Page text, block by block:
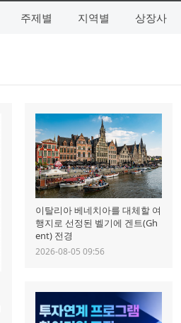
주제별 지역별 상장사
이탈리아 베네치아를 대체할 여
행지로 선정된 벨기에 겐트(Gh
ent) 전경
2026-08-05 09:56